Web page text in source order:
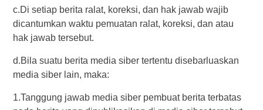
c.Di setiap berita ralat, koreksi, dan hak jawab wajib
dicantumkan waktu pemuatan ralat, koreksi, dan atau
hak jawab tersebut.
d.Bila suatu berita media siber tertentu disebarluaskan
media siber lain, maka:
1.Tanggung jawab media siber pembuat berita terbatas